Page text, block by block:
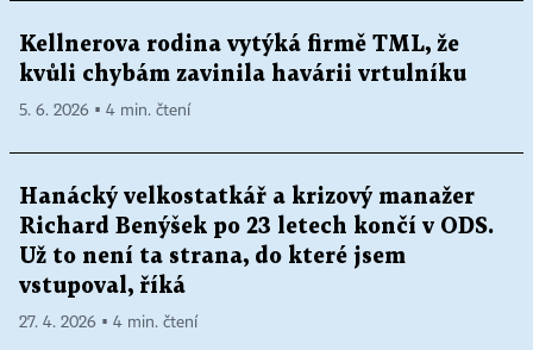
Kellnerova rodina vytýká firmě TML, že
kvůli chybám zavinila havárii vrtulníku
5. 6. 2026 ▪ 4 min. čtení
Hanácký velkostatkář a krizový manažer
Richard Benýšek po 23 letech končí v ODS.
Už to není ta strana, do které jsem
vstupoval, říká
27. 4. 2026 ▪ 4 min. čtení